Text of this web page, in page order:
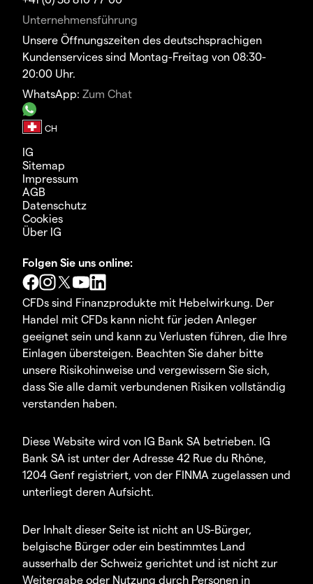
Unternehmensführung
Unsere Öffnungszeiten des deutschsprachigen
Kundenservices sind Montag-Freitag von 08:30-
20:00 Uhr.
WhatsApp: Zum Chat
IG
Sitemap
Impressum
AGB
Datenschutz
Cookies
Über IG
Folgen Sie uns online:
CFDs sind Finanzprodukte mit Hebelwirkung. Der
Handel mit CFDs kann nicht für jeden Anleger
geeignet sein und kann zu Verlusten führen, die Ihre
Einlagen übersteigen. Beachten Sie daher bitte
unsere Risikohinweise und vergewissern Sie sich,
dass Sie alle damit verbundenen Risiken vollständig
verstanden haben.
Diese Website wird von IG Bank SA betrieben. IG
Bank SA ist unter der Adresse 42 Rue du Rhône,
1204 Genf registriert, von der FINMA zugelassen und
unterliegt deren Aufsicht.
Der Inhalt dieser Seite ist nicht an US-Bürger,
belgische Bürger oder ein bestimmtes Land
ausserhalb der Schweiz gerichtet und ist nicht zur
Weitergabe oder Nutzung durch Personen in